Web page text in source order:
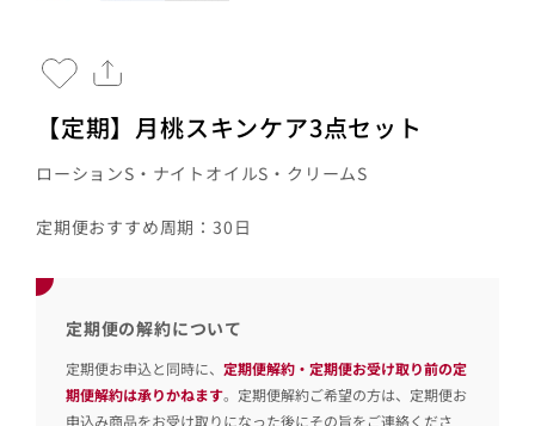
【定期】月桃スキンケア3点セット
ローションS・ナイトオイルS・クリームS
定期便おすすめ周期：30日
定期便の解約について
定期便お申込と同時に、 定期便解約・定期便お受け取り前の定
期便解約は承りかねます。定期便解約ご希望の方は、定期便お
申込み商品をお受け取りになった後にその旨をご連絡くださ